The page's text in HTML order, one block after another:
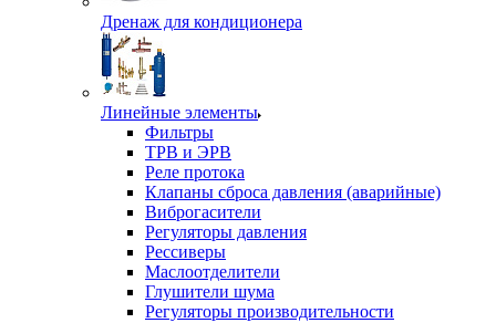
Дренаж для кондиционера
Линейные элементы
Фильтры
ТРВ и ЭРВ
Реле протока
Клапаны сброса давления (аварийные)
Виброгасители
Регуляторы давления
Рессиверы
Маслоотделители
Глушители шума
Регуляторы производительности